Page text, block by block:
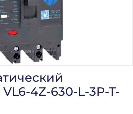
4Z-630-L-3P-T-